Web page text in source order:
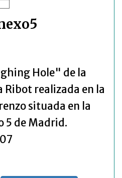
Hole" de la
Ribot realizada en la
situada en la
5 de Madrid.